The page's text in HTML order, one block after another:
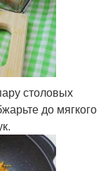
столовых
до мягкого